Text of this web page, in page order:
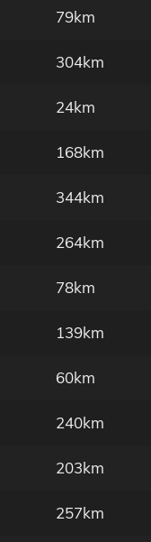
79km
304km
24km
168km
344km
264km
78km
139km
60km
240km
203km
257km